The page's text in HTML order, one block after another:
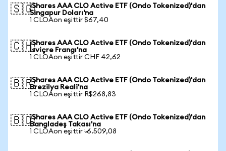
🇸🇬iShares AAA CLO Active ETF (Ondo Tokenized)'dan
Singapur Doları'na
1 CLOAon eşittir $67,40
🇨🇭iShares AAA CLO Active ETF (Ondo Tokenized)'dan
İsviçre Frangı'na
1 CLOAon eşittir CHF 42,62
🇧🇷iShares AAA CLO Active ETF (Ondo Tokenized)'dan
Brezilya Reali'na
1 CLOAon eşittir R$268,83
🇧🇩iShares AAA CLO Active ETF (Ondo Tokenized)'dan
Bangladeş Takası'na
1 CLOAon eşittir ৳6.509,08